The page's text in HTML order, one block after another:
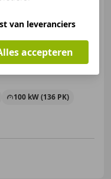
100 kW (136 PK)
van leveranciers
accepteren